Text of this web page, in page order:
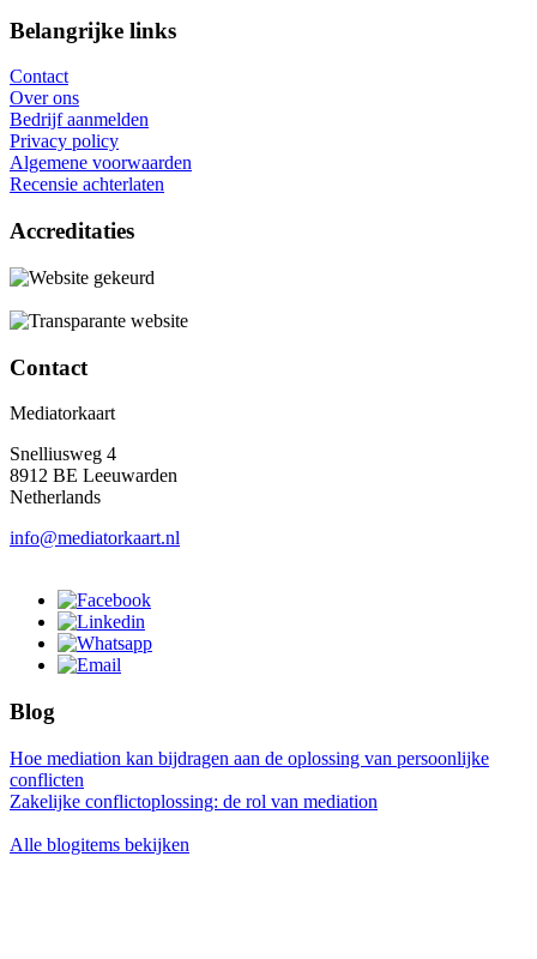
Belangrijke links
Contact
Over ons
Bedrijf aanmelden
Privacy policy
Algemene voorwaarden
Recensie achterlaten
Accreditaties
Contact
Mediatorkaart
Snelliusweg 4
8912 BE Leeuwarden
Netherlands
info@mediatorkaart.nl
Blog
Hoe mediation kan bijdragen aan de oplossing van persoonlijke
conflicten
Zakelijke conflictoplossing: de rol van mediation
Alle blogitems bekijken